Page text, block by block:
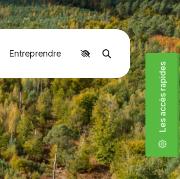
Moteur de
Entreprendre
Les accès rapides
Accéder aux liens rapides